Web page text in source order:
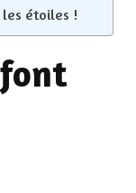
les étoiles !
font